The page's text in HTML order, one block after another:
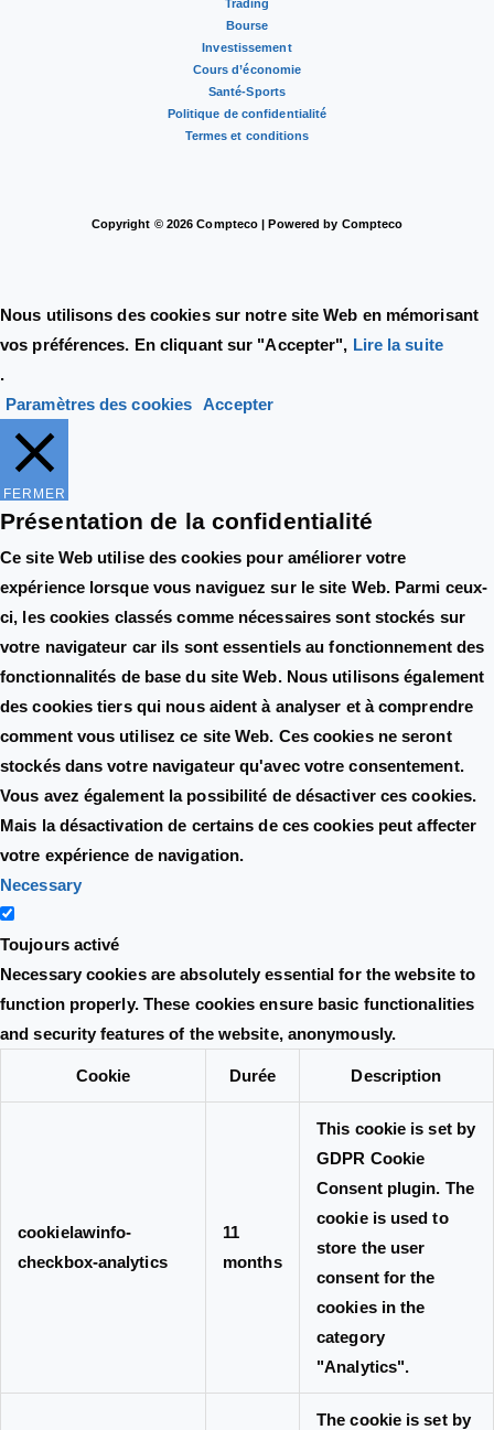
Trading
Bourse
Investissement
Cours d’économie
Santé-Sports
Politique de confidentialité
Termes et conditions
Copyright © 2026 Compteco | Powered by Compteco
Nous utilisons des cookies sur notre site Web en mémorisant
vos préférences. En cliquant sur "Accepter", Lire la suite
.
Paramètres des cookies
Accepter
FERMER
Présentation de la confidentialité
Ce site Web utilise des cookies pour améliorer votre
expérience lorsque vous naviguez sur le site Web. Parmi ceux-
ci, les cookies classés comme nécessaires sont stockés sur
votre navigateur car ils sont essentiels au fonctionnement des
fonctionnalités de base du site Web. Nous utilisons également
des cookies tiers qui nous aident à analyser et à comprendre
comment vous utilisez ce site Web. Ces cookies ne seront
stockés dans votre navigateur qu'avec votre consentement.
Vous avez également la possibilité de désactiver ces cookies.
Mais la désactivation de certains de ces cookies peut affecter
votre expérience de navigation.
Necessary
Toujours activé
Necessary cookies are absolutely essential for the website to
function properly. These cookies ensure basic functionalities
and security features of the website, anonymously.
Cookie Durée Description
cookielawinfo-
checkbox-analytics
11
months
This cookie is set by
GDPR Cookie
Consent plugin. The
cookie is used to
store the user
consent for the
cookies in the
category
"Analytics".
The cookie is set by